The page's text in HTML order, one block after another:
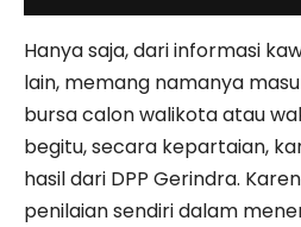
Hanya saja, dari informasi
lain, memang namanya
bursa calon walikota atau
begitu, secara kepartaian,
hasil dari DPP Gerindra.
penilaian sendiri dalam